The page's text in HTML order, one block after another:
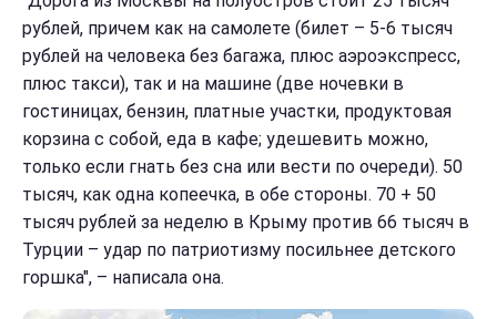
рублей, причем как на самолете (билет – 5-6 тысяч
рублей на человека без багажа, плюс аэроэкспресс,
плюс такси), так и на машине (две ночевки в
гостиницах, бензин, платные участки, продуктовая
корзина с собой, еда в кафе; удешевить можно,
только если гнать без сна или вести по очереди). 50
тысяч, как одна копеечка, в обе стороны. 70 + 50
тысяч рублей за неделю в Крыму против 66 тысяч в
Турции – удар по патриотизму посильнее детского
горшка", – написала она.